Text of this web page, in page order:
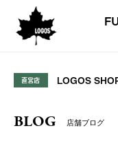
直営店 LOGOS
BLOG 店舗ブログ